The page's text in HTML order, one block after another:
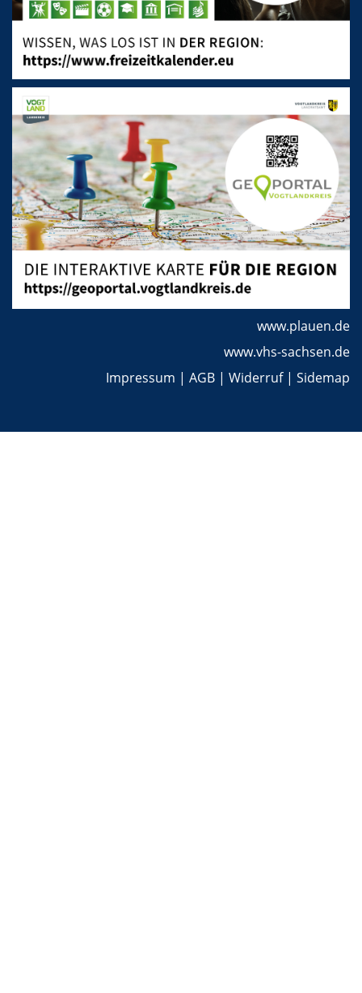
www.plauen.de
www.vhs-sachsen.de
Impressum | AGB | Widerruf| Sidemap